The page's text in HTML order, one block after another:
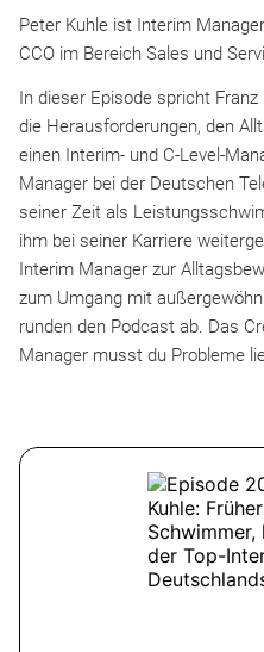
Peter Kuhle ist Interim
CCO im Bereich Sales und
In dieser Episode spricht
die Herausforderungen, den
einen Interim- und C-Level-
Manager bei der Deutschen
seiner Zeit als
ihm bei seiner Karriere
Interim Manager zur
zum Umgang mit
runden den Podcast ab. Das
Manager musst du Probleme